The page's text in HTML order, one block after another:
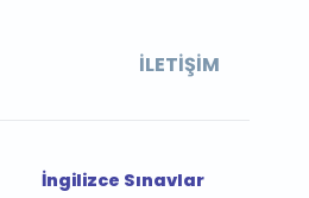
İLETIŞIM
İngilizce Sınavlar